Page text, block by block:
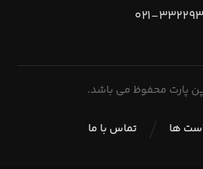
۳۳۲۲۹۳۲۳
پارت محفوظ می باشد.
تماس با ما ها